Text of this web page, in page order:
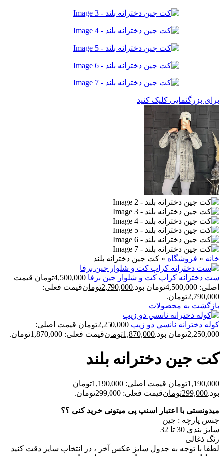
برای بزرگنمایی کلیک کنید
خانه » فروشگاه » کت جين دخترانه بلند
ست دخترانه کراپ کت و شلوار جین برفا 4,500,000تومان قیمت
اصلی: 4,500,000تومان بود.
2,790,000تومانقیمت فعلی:
2,790,000تومان.
بازگشت به محصولات
کوله دخترانه نانسي دو زيپ 2,250,000تومان قیمت اصلی:
2,250,000تومان بود.
1,870,000تومانقیمت فعلی: 1,870,000تومان.
کت جين دخترانه بلند
1,190,000تومان
قیمت اصلی: 1,190,000تومان
بود.299,000تومانقیمت فعلی: 299,000تومان.
میدونستی با اعتبار اسنپ پی میتونی خرید کنی ؟؟
جنس پارچه : جین
سایز بندی 30 تا 32
رنگ ذغالی
لطفا با توجه به جدول سایز عکس آخر ، در انتخاب سایز دقت کنید